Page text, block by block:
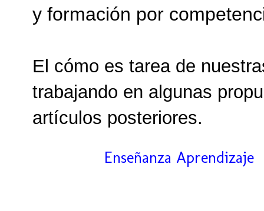
y formación por
El cómo es tarea de
trabajando en algunas
artículos posteriores.
Enseñanza Aprendizaje